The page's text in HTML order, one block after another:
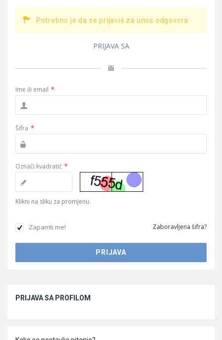
Potrebno je da se prijaviš za unos odgovora.
PRIJAVA SA
ili
Ime ili email *
Šifra *
Označi kvadratić *
Klikni na sliku za promjenu.
Zapamti me! Zaboravljena šifra?
PRIJAVA SA PROFILOM